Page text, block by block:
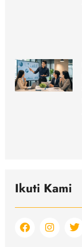
Ikuti Kami
F
a
I
n
T
w